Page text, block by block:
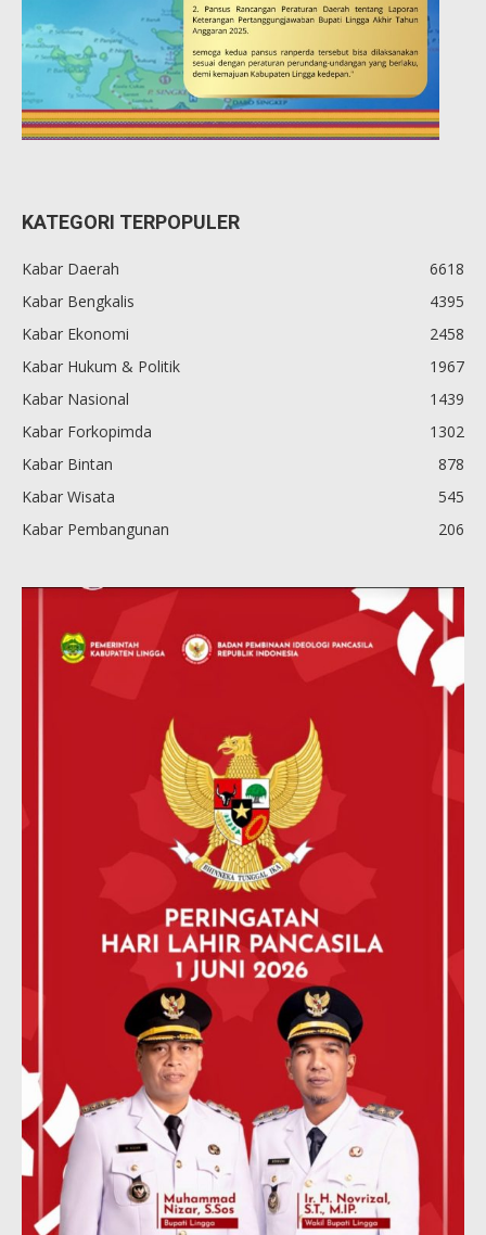
KATEGORI TERPOPULER
Kabar Daerah
6618
Kabar Bengkalis
4395
Kabar Ekonomi
2458
Kabar Hukum & Politik
1967
Kabar Nasional
1439
Kabar Forkopimda
1302
Kabar Bintan
878
Kabar Wisata
545
Kabar Pembangunan
206